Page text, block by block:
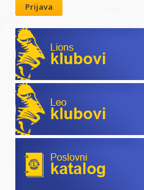
Prijava
Lions klubovi
Leo klubovi